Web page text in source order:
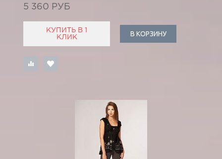
5 360 РУБ
КУПИТЬ В 1
КЛИК
В КОРЗИНУ